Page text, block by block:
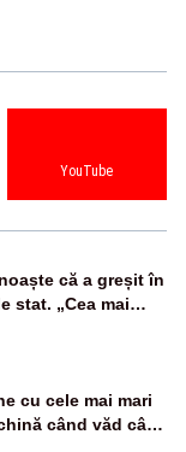
YouTube
că a greșit în
stat. „Cea mai
eu am crezut că
cu cele mai mari
când văd cât
zi